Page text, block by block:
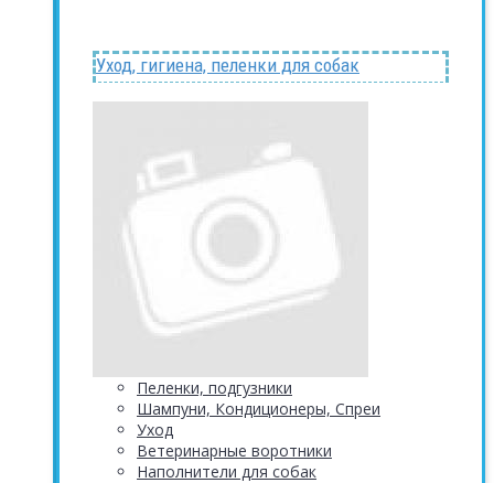
Уход, гигиена, пеленки для собак
Пеленки, подгузники
Шампуни, Кондиционеры, Спреи
Уход
Ветеринарные воротники
Наполнители для собак